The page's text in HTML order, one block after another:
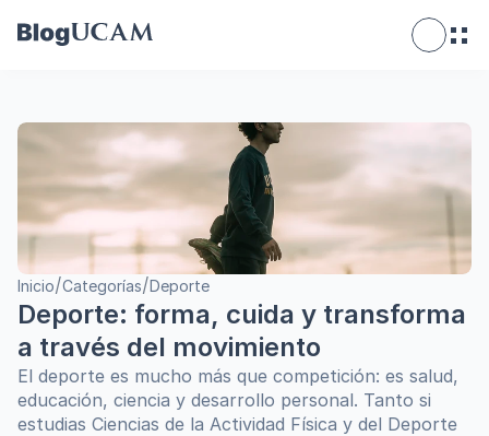
Inicio/Categorías/Deporte
Deporte: forma, cuida y transforma
a través del movimiento
El deporte es mucho más que competición: es salud,
educación, ciencia y desarrollo personal. Tanto si
estudias Ciencias de la Actividad Física y del Deporte